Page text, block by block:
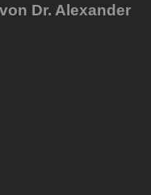
Dr. Alexander